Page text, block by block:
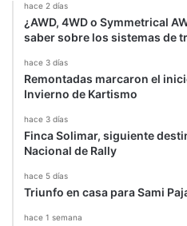
hace 2 días
¿AWD, 4WD o Symmetrical
saber sobre los sistemas de
hace 3 días
Remontadas marcaron el
Invierno de Kartismo
hace 3 días
Finca Solimar, siguiente
Nacional de Rally
hace 5 días
Triunfo en casa para Sami
hace 1 semana